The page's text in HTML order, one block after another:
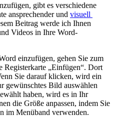
gibt es verschiedene
ansprechender und visuell ​
Beitrag ​werde ich Ihnen
Videos in Ihre Word-
einzufügen, gehen Sie zum
Registerkarte „Einfügen“. Dort
Sie darauf ⁣klicken, wird ein
gewünschtes Bild auswählen
‍haben, ⁣wird es in Ihr
die Größe anpassen,⁢ indem Sie
im Menüband verwenden.